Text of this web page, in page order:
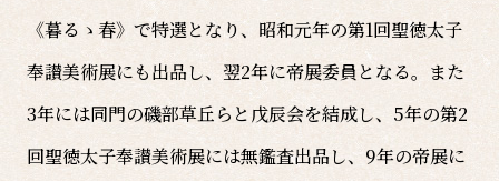
《暮るゝ春》で特選となり、昭和元年の第1回聖徳太子
奉讃美術展にも出品し、翌2年に帝展委員となる。また
3年には同門の磯部草丘らと戊辰会を結成し、5年の第2
回聖徳太子奉讃美術展には無鑑査出品し、9年の帝展に